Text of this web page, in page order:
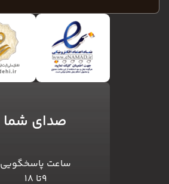
صدای شما
ساعت پاسخگویی
۹تا ۱۸